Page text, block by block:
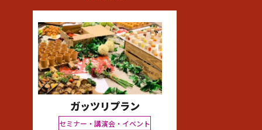
ガッツリプラン
セミナー・講演会・イベント